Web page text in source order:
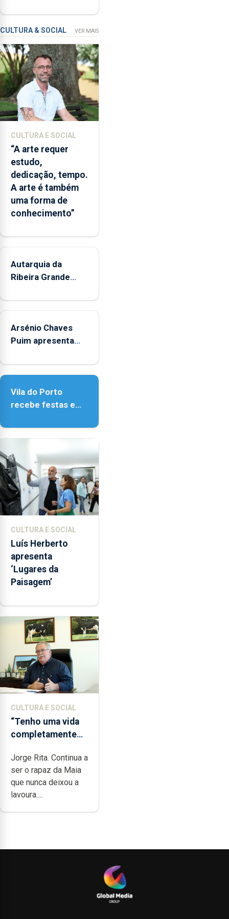
Verão”,
que
garante
a
abertura
dos
museus
e
núcleos
integrados
na
Rede
Municipal
de
Museus
aos
durante
mês
de
entre
14h00
e
18h00.
missão na Roménia
CULTURA & SOCIAL VER MAIS
CULTURA E SOCIAL
“A arte requer
estudo,
dedicação, tempo.
A arte é também
uma forma de
conhecimento”
Autarquia da
Ribeira Grande
"Museus no Verão"
Arsénio Chaves
Puim apresenta
de Vila do Porto
Vila do Porto
recebe festas em
Senhora da
CULTURA E SOCIAL
Luís Herberto
apresenta
‘Lugares da
Paisagem’
CULTURA E SOCIAL
“Tenho uma vida
completamente
dedicação, gosto
e muita paixão”
Jorge Rita. Continua a
ser o rapaz da Maia
que nunca deixou a
lavoura....